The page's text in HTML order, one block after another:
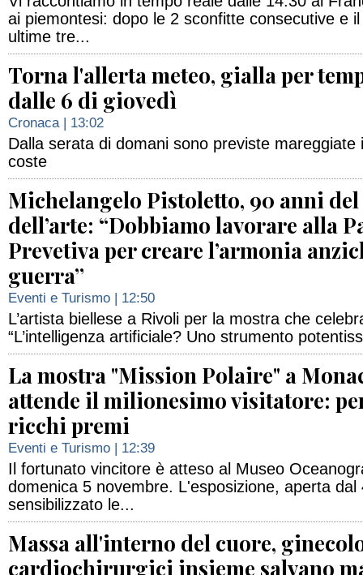
ai piemontesi: dopo le 2 sconfitte consecutive e
ultime tre...
Torna l'allerta meteo, gialla per
dalle 6 di giovedì
Cronaca| 13:02
Dalla serata di domani sono previste mareggiate
coste
Michelangelo Pistoletto, 90 anni del
dell’arte: “Dobbiamo lavorare alla
Prevetiva per creare l’armonia
guerra”
Eventi e Turismo | 12:50
L’artista biellese a Rivoli per la mostra che
“L’intelligenza artificiale? Uno strumento
La mostra "Mission Polaire" a
attende il milionesimo visitatore:
ricchi premi
Eventi e Turismo | 12:39
Il fortunato vincitore è atteso al Museo
domenica 5 novembre. L'esposizione, aperta dal
sensibilizzato le...
Massa all'interno del cuore,
cardiochirurgici insieme salvano